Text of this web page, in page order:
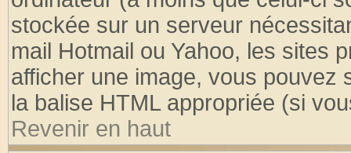
stockée sur un serveur
mail Hotmail ou Yahoo, les sites
afficher une image, vous pouvez
la balise HTML appropriée (si
Revenir en haut